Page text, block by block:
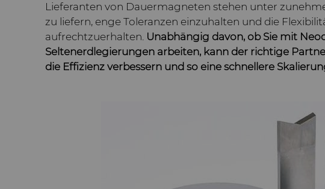
Lieferanten von Dauermagneten stehen unter
zu liefern, enge Toleranzen einzuhalten und die
aufrechtzuerhalten. Unabhängig davon, ob Sie mit
Seltenerdlegierungen arbeiten, kann der richtige
die Effizienz verbessern und so eine schnellere